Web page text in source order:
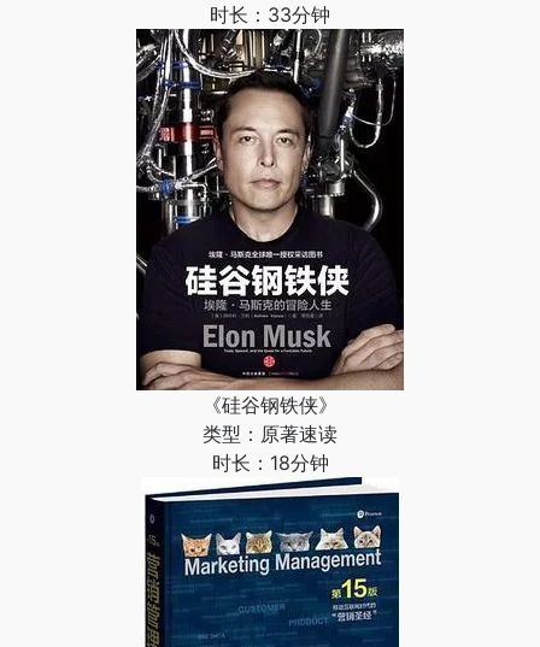
时长：33分钟
《硅谷钢铁侠》
类型：原著速读
时长：18分钟